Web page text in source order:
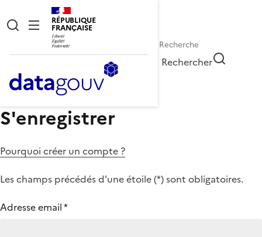
RÉPUBLIQUE
FRANÇAISE
Rechercher
S'enregistrer
Pourquoi créer un compte ?
Les champs précédés d'une étoile (*) sont obligatoires.
Adresse email*